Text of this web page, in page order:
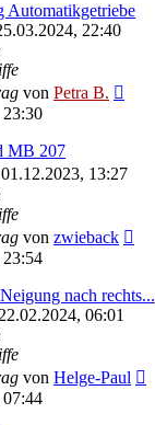
Automatikgetriebe
22:40
von Petra B.
MB 207
01.12.2023, 13:27
von zwieback
nach rechts...
06:01
von Helge-Paul